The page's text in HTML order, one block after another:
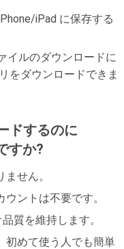
iPad に保存する
イルのダウンロードに
をダウンロードできま
ドするのに
すか?
せん。
ントは不要です。
質を維持します。
初めて使う人でも簡単